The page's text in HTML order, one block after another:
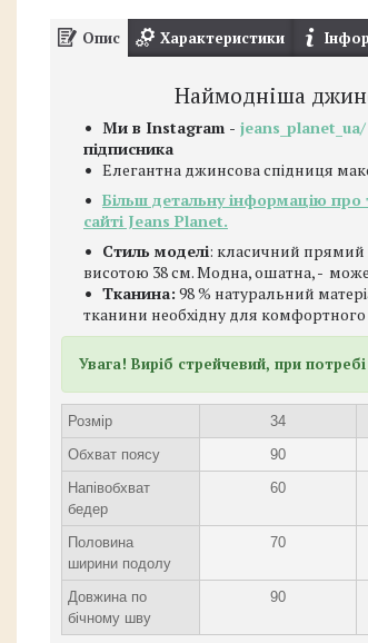
Опис Характеристики
Наймодніша
Ми в Instagram - jeans_planet_ua/
підписника
Елегантна джинсова спідниця
Більш детальну інформацію про
сайті Jeans Planet.
Стиль моделі: класичний прямий
висотою 38 см. Модна, ошатна, - може
Тканина: 98 % натуральний
тканини необхідну для комфортного
Увага! Виріб стрейчевий, при
Розмір 34
Обхват поясу
90
Напівобхват
бедер
60
Половина
ширини подолу
70
Довжина по
бічному шву
90